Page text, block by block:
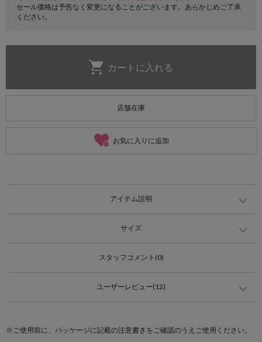
セール価格は予告なく変更になることがございます。あらかじめご了承
ください。
店舗在庫
お気に入りに追加
アイテム説明
サイズ
スタッフコメント(0)
ユーザーレビュー(12)
※ご使用前に、パッケージに記載の注意書きをご確認のうえご使用ください。